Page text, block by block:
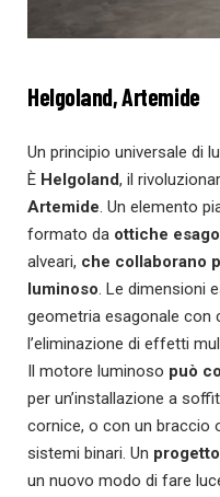
Helgoland, Artemide
Un principio universale di
È Helgoland, il
Artemide. Un elemento
formato da ottiche
alveari, che collaborano
luminoso. Le dimensioni
geometria esagonale con
l’eliminazione di effetti
Il motore luminoso può
per un’installazione a
cornice, o con un braccio
sistemi binari. Un
un nuovo modo di fare